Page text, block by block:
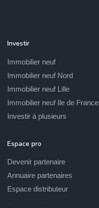
Investir
Immobilier neuf
Immobilier neuf Nord
Immobilier neuf Lille
Immobilier neuf Ile de France
Investir à plusieurs
Espace pro
Devenir partenaire
Annuaire partenaires
Espace distributeur